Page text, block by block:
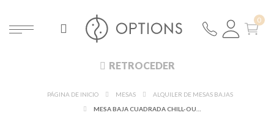
RETROCEDER
PÁGINA DE INICIO MESAS
ALQUILER DE MESAS BAJAS